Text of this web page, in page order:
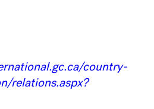
country-
relations.aspx?